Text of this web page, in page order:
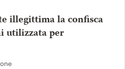
illegittima la confisca
utilizzata per